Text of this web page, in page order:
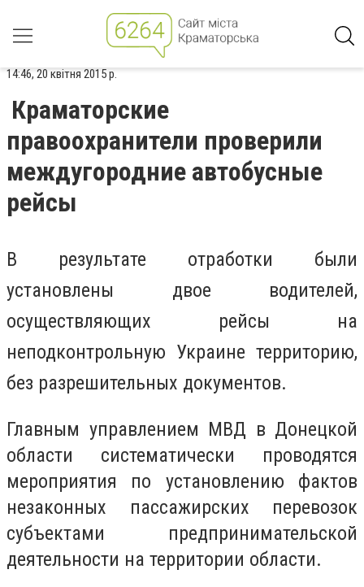
14:46, 20 квітня 2015 р.
Краматорские
правоохранители проверили
междугородние автобусные
рейсы
В результате отработки были
установлены двое водителей,
осуществляющих рейсы на
неподконтрольную Украине территорию,
без разрешительных документов.
Главным управлением МВД в Донецкой
области систематически проводятся
мероприятия по установлению фактов
незаконных пассажирских перевозок
субъектами предпринимательской
деятельности на территории области.